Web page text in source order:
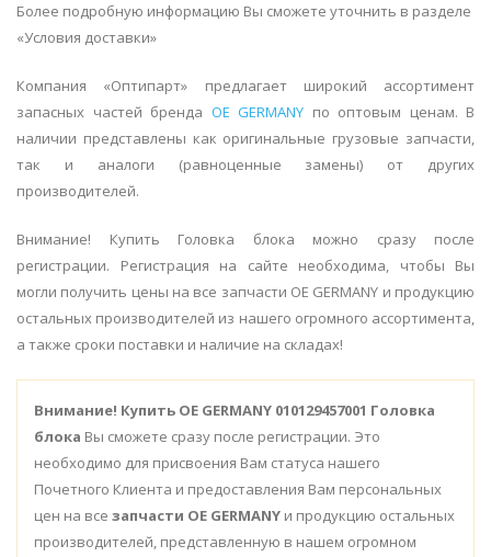
Более подробную информацию Вы сможете уточнить в разделе
«Условия доставки»
Компания «Оптипарт» предлагает широкий ассортимент
запасных частей бренда OE GERMANY по оптовым ценам. В
наличии представлены как оригинальные грузовые запчасти,
так и аналоги (равноценные замены) от других
производителей.
Внимание! Купить Головка блока можно сразу после
регистрации. Регистрация на сайте необходима, чтобы Вы
могли получить цены на все запчасти OE GERMANY и продукцию
остальных производителей из нашего огромного ассортимента,
а также сроки поставки и наличие на складах!
Внимание! Купить OE GERMANY 010129457001 Головка
блока Вы сможете сразу после регистрации. Это
необходимо для присвоения Вам статуса нашего
Почетного Клиента и предоставления Вам персональных
цен на все запчасти OE GERMANY и продукцию остальных
производителей, представленную в нашем огромном